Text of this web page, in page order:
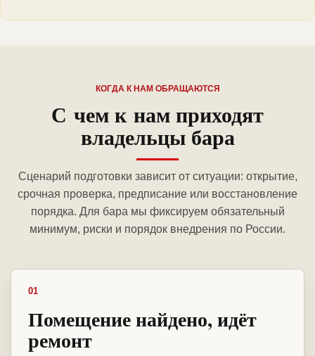
КОГДА К НАМ ОБРАЩАЮТСЯ
С чем к нам приходят
владельцы бара
Сценарий подготовки зависит от ситуации: открытие,
срочная проверка, предписание или восстановление
порядка. Для бара мы фиксируем обязательный
минимум, риски и порядок внедрения по России.
01
Помещение найдено, идёт
ремонт